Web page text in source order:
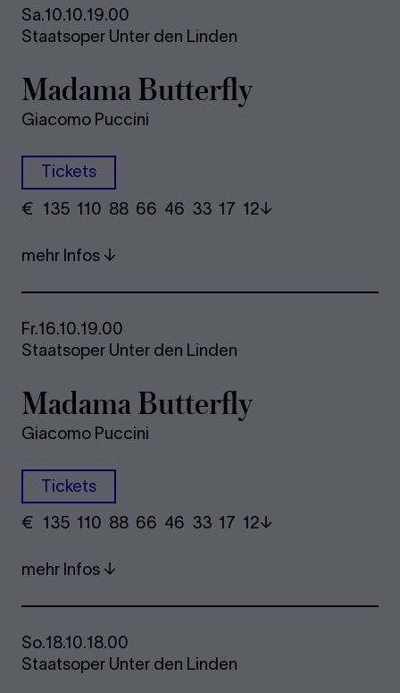
Sa.10.10.19.00
Staatsoper Unter den Linden
Madama Butterfly
Giacomo Puccini
Tickets
€ ​ 135 110 88​ 66 46 33​ 17 12
mehr Infos
Fr.16.10.19.00
Staatsoper Unter den Linden
Madama Butterfly
Giacomo Puccini
Tickets
€ ​ 135 110 88​ 66 46 33​ 17 12
mehr Infos
So.18.10.18.00
Staatsoper Unter den Linden